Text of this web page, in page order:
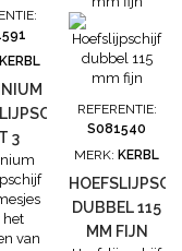
1,5
3 stuks
vervangmessen
KERBL
3
het
van
REFERENTIE:
S081540
MERK: KERBL
DUBBEL 115
MM FIJN